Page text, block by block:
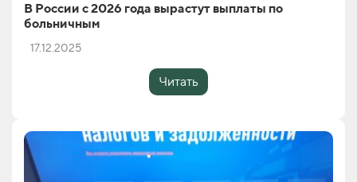
В России с 2026 года вырастут выплаты по
больничным
17.12.2025
Читать